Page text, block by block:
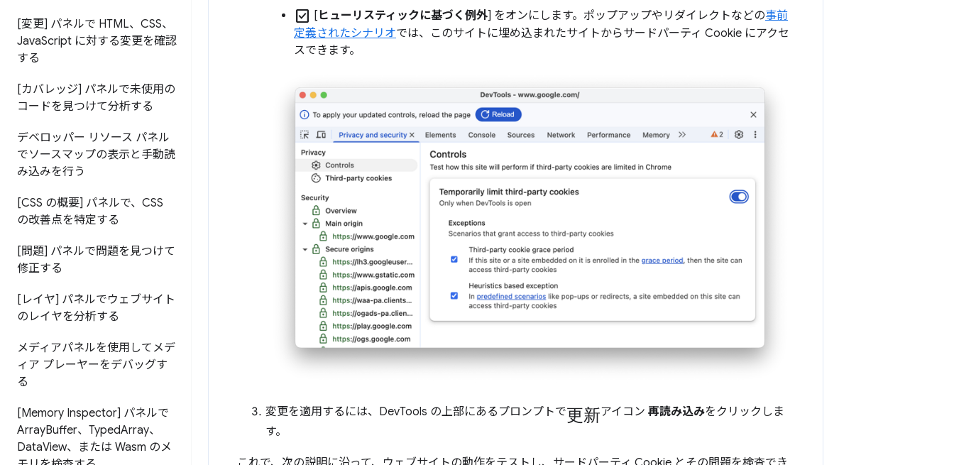
[変更] パネルで HTML、CSS、
JavaScript に対する変更を確認
する
[カバレッジ] パネルで未使用の
コードを見つけて分析する
デベロッパー リソース パネル
でソースマップの表示と手動読
み込みを行う
[CSS の概要] パネルで、CSS
の改善点を特定する
[問題] パネルで問題を見つけて
修正する
[レイヤ] パネルでウェブサイト
のレイヤを分析する
メディアパネルを使用してメデ
ィア プレーヤーをデバッグす
る
[Memory Inspector] パネルで
ArrayBuffer、TypedArray、
DataView、または Wasm のメ
check_box [ヒューリスティックに基づく例外] をオンにします。ポップアップやリダイレクトなどの事前
定義されたシナリオでは、このサイトに埋め込まれたサイトからサードパーティ Cookie にアクセ
スできます。
変更を適用するには、DevTools の上部にあるプロンプトで更新アイコン 再読み込みをクリックしま
す。